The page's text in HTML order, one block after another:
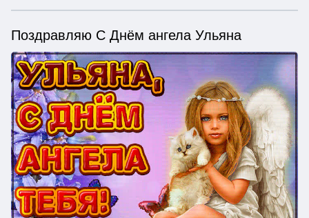
Поздравляю С Днём ангела Ульяна